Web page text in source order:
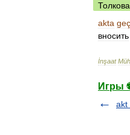
akta
вносить
İnşaat
Игры
akt